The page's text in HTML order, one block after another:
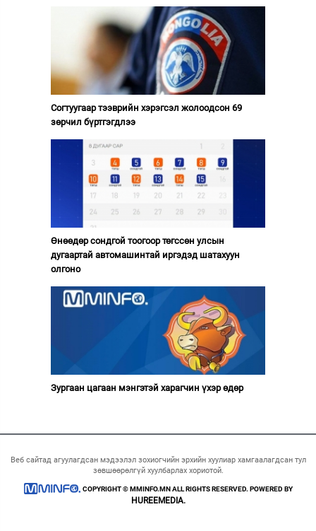
Согтуугаар тээврийн хэрэгсэл жолоодсон 69
зөрчил бүртгэгдлээ
Өнөөдөр сондгой тоогоор төгссөн улсын
дугаартай автомашинтай иргэдэд шатахуун
олгоно
Зургаан цагаан мэнгэтэй харагчин үхэр өдөр
Веб сайтад агуулагдсан мэдээлэл зохиогчийн эрхийн хуулиар хамгаалагдсан тул
зөвшөөрөлгүй хуулбарлах хориотой.
COPYRIGHT © MMINFO.MN ALL RIGHTS RESERVED. POWERED BY
HUREEMEDIA.